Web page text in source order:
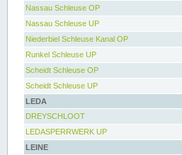
Nassau Schleuse OP
Nassau Schleuse UP
Niederbiel Schleuse Kanal OP
Runkel Schleuse UP
Scheidt Schleuse OP
Scheidt Schleuse UP
LEDA
DREYSCHLOOT
LEDASPERRWERK UP
LEINE